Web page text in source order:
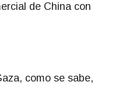
de China con
como se sabe,